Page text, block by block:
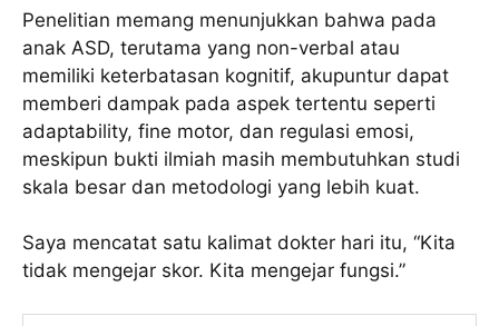
Penelitian memang menunjukkan bahwa pada
anak ASD, terutama yang non-verbal atau
memiliki keterbatasan kognitif, akupuntur dapat
memberi dampak pada aspek tertentu seperti
adaptability, fine motor, dan regulasi emosi,
meskipun bukti ilmiah masih membutuhkan studi
skala besar dan metodologi yang lebih kuat.
Saya mencatat satu kalimat dokter hari itu, “Kita
tidak mengejar skor. Kita mengejar fungsi.”